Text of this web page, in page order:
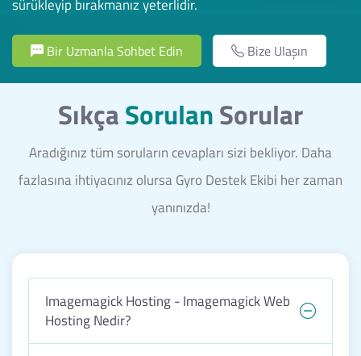
sürükleyip bırakmanız yeterlidir.
Bir Uzmanla Sohbet Edin Bize Ulaşın
SıkçaSorulanSorular
Aradığınız tüm soruların cevapları sizi bekliyor. Daha
fazlasına ihtiyacınız olursa Gyro Destek Ekibi her zaman
yanınızda!
Imagemagick Hosting - Imagemagick Web
Hosting Nedir?